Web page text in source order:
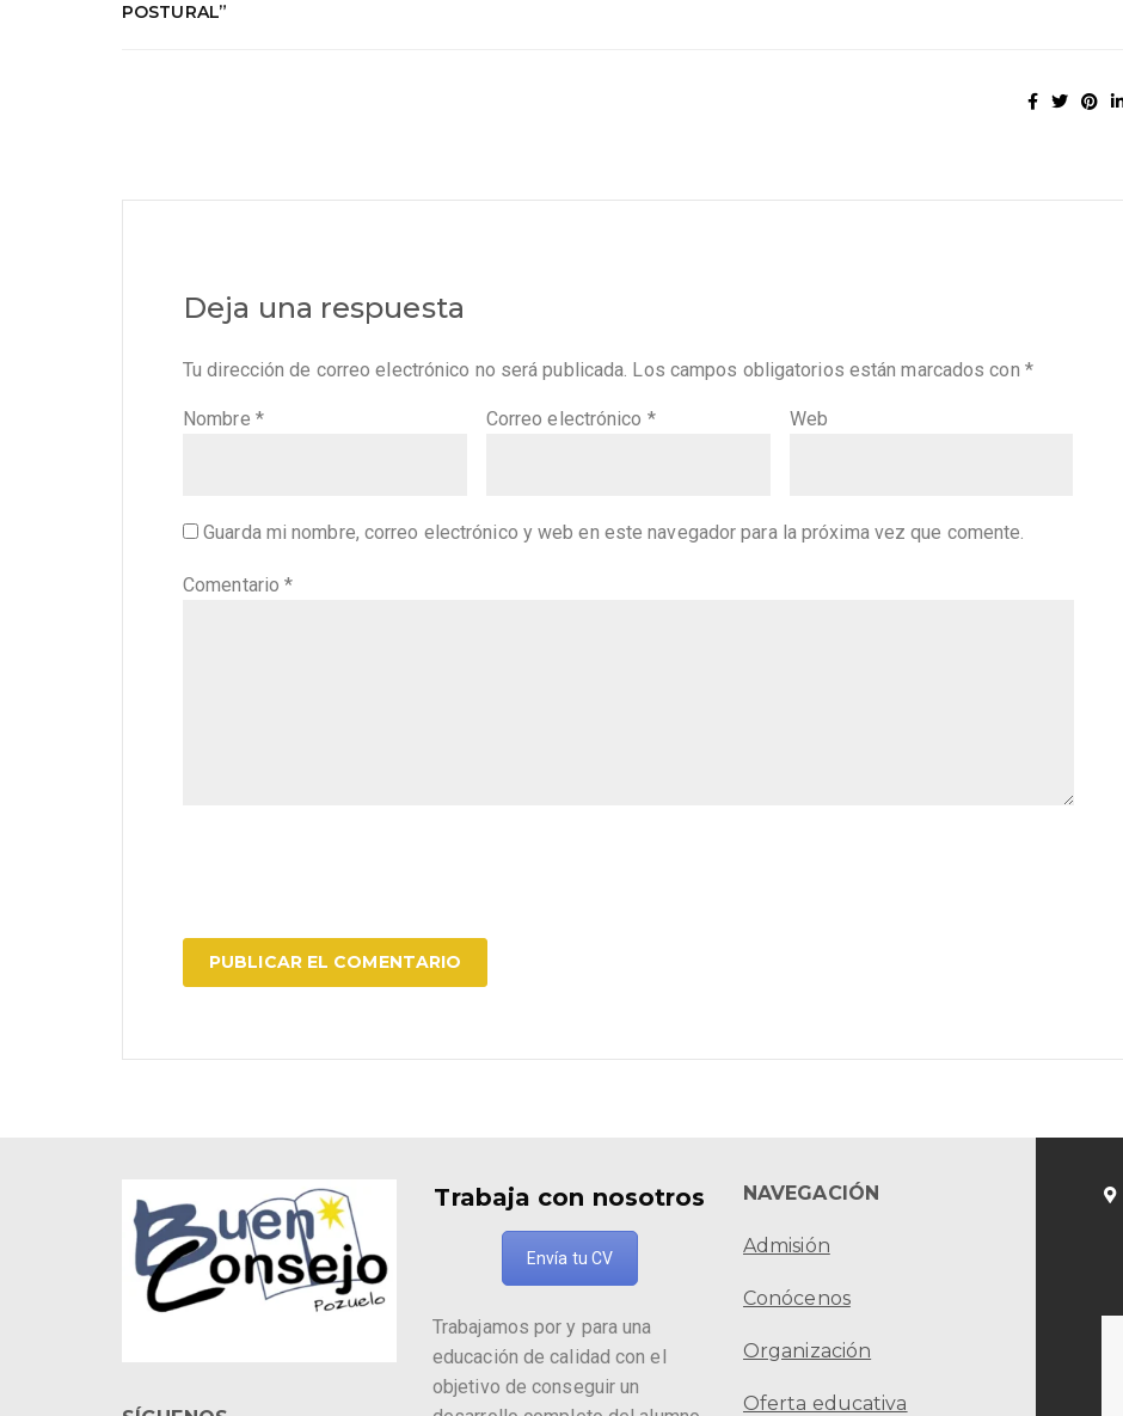
POSTURAL”
Deja una respuesta
Tu dirección de correo electrónico no será publicada. Los campos obligatorios están marcados con *
Nombre * Correo electrónico * Web
Guarda mi nombre, correo electrónico y web en este navegador para la próxima vez que comente.
Comentario*
Trabaja con nosotros
Envía tu CV
Trabajamos por y para una
educación de calidad con el
objetivo de conseguir un
NAVEGACIÓN
Admisión
Conócenos
Organización
Oferta educativa